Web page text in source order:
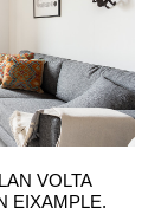
VOLTA
EIXAMPLE.